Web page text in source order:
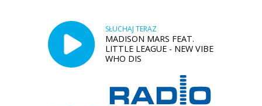
SŁUCHAJ TERAZ
MADISON MARS FEAT.
LITTLE LEAGUE - NEW VIBE
WHO DIS